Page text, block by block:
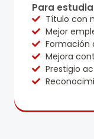
Para
Título con
Mejor
Formación
Mejora
Prestigio